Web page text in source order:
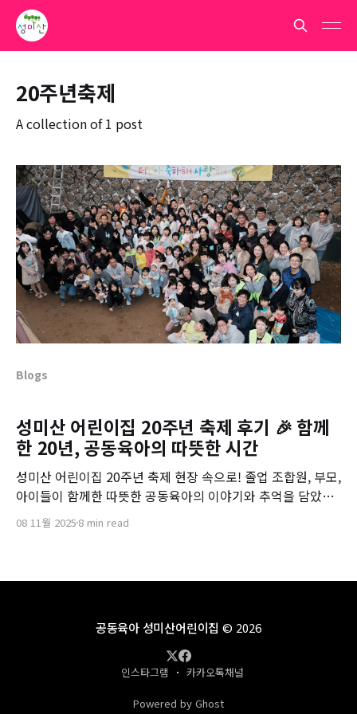
20주년축제
A collection of 1 post
Blogs
성미산 어린이집 20주년 축제 후기 🎉 함께
한 20년, 공동육아의 따뜻한 시간
성미산 어린이집 20주년 축제 현장 속으로! 졸업 조합원, 부모,
아이들이 함께한 따뜻한 공동육아의 이야기와 추억을 담았습
니다.
08 11월 2025 8 min read
공동육아 성미산어린이집 © 2026
인스타그램 카카오톡채널
Powered by Ghost